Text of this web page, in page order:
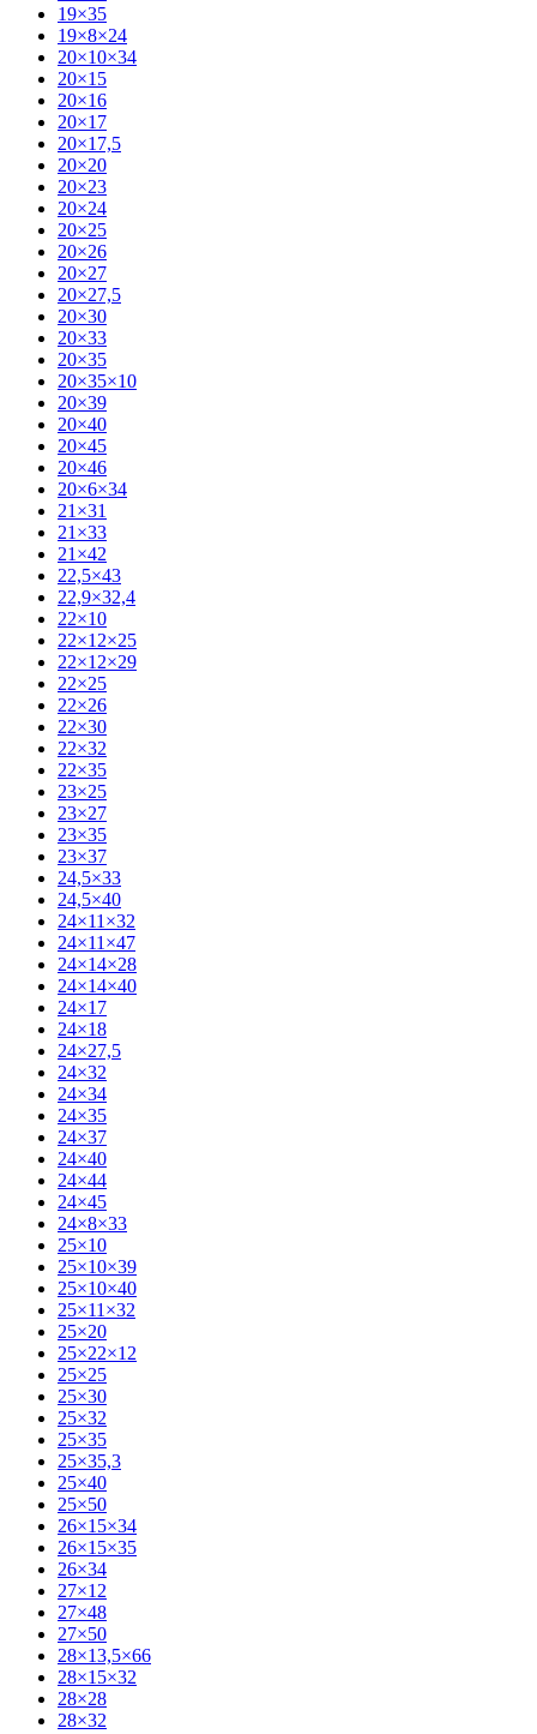
19×35
19×8×24
20×10×34
20×15
20×16
20×17
20×17,5
20×20
20×23
20×24
20×25
20×26
20×27
20×27,5
20×30
20×33
20×35
20×35×10
20×39
20×40
20×45
20×46
20×6×34
21×31
21×33
21×42
22,5×43
22,9×32,4
22×10
22×12×25
22×12×29
22×25
22×26
22×30
22×32
22×35
23×25
23×27
23×35
23×37
24,5×33
24,5×40
24×11×32
24×11×47
24×14×28
24×14×40
24×17
24×18
24×27,5
24×32
24×34
24×35
24×37
24×40
24×44
24×45
24×8×33
25×10
25×10×39
25×10×40
25×11×32
25×20
25×22×12
25×25
25×30
25×32
25×35
25×35,3
25×40
25×50
26×15×34
26×15×35
26×34
27×12
27×48
27×50
28×13,5×66
28×15×32
28×28
28×32